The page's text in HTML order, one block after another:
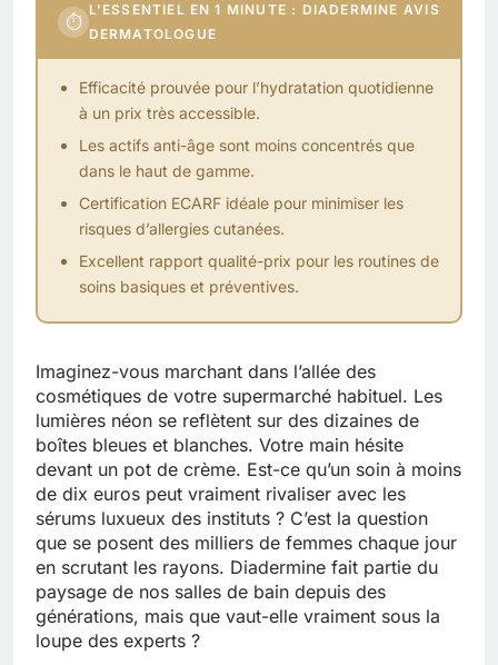
⏱
L’ESSENTIEL EN 1 MINUTE : DIADERMINE AVIS
DERMATOLOGUE
Efficacité prouvée pour l’hydratation quotidienne
à un prix très accessible.
Les actifs anti-âge sont moins concentrés que
dans le haut de gamme.
Certification ECARF idéale pour minimiser les
risques d’allergies cutanées.
Excellent rapport qualité-prix pour les routines de
soins basiques et préventives.
Imaginez-vous marchant dans l’allée des
cosmétiques de votre supermarché habituel. Les
lumières néon se reflètent sur des dizaines de
boîtes bleues et blanches. Votre main hésite
devant un pot de crème. Est-ce qu’un soin à moins
de dix euros peut vraiment rivaliser avec les
sérums luxueux des instituts ? C’est la question
que se posent des milliers de femmes chaque jour
en scrutant les rayons. Diadermine fait partie du
paysage de nos salles de bain depuis des
générations, mais que vaut-elle vraiment sous la
loupe des experts ?